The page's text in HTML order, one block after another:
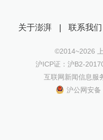
关于澎湃 | 联系我们
©2014~2026
沪ICP证：沪B2-
互联网新闻信息服
沪公网安